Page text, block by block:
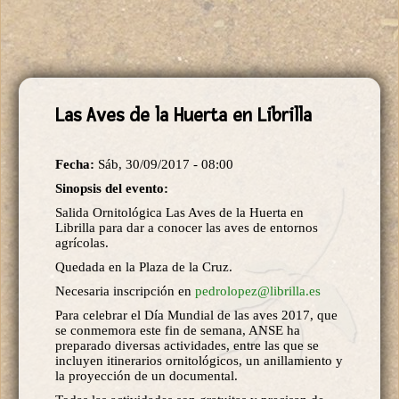
Las Aves de la Huerta en Librilla
Fecha: Sáb, 30/09/2017 - 08:00
Sinopsis del evento:
Salida Ornitológica Las Aves de la Huerta en
Librilla para dar a conocer las aves de entornos
agrícolas.
Quedada en la Plaza de la Cruz.
Necesaria inscripción en pedrolopez@librilla.es
Para celebrar el Día Mundial de las aves 2017, que
se conmemora este fin de semana, ANSE ha
preparado diversas actividades, entre las que se
incluyen itinerarios ornitológicos, un anillamiento y
la proyección de un documental.